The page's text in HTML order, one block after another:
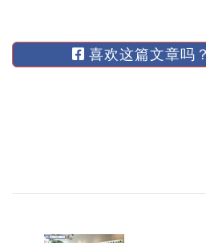
喜欢这篇文章吗